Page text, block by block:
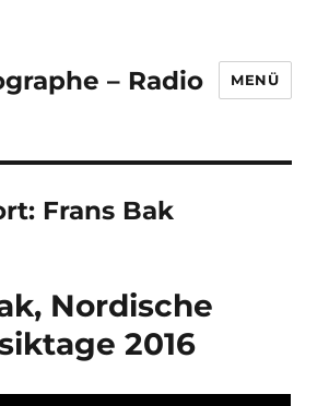
– Radio MENÜ
Frans Bak
Nordische
2016